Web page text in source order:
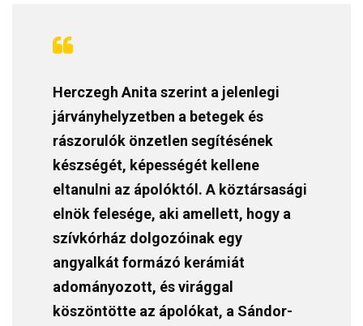
Herczegh Anita szerint a jelenlegi
járványhelyzetben a betegek és
rászorulók önzetlen segítésének
készségét, képességét kellene
eltanulni az ápolóktól. A köztársasági
elnök felesége, aki amellett, hogy a
szívkórház dolgozóinak egy
angyalkát formázó kerámiát
adományozott, és virággal
köszöntötte az ápolókat, a Sándor-